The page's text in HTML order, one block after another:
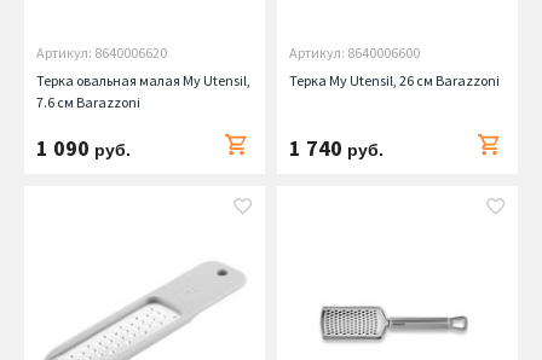
Артикул: 8640006620
Терка овальная малая My Utensil,
7.6 см Barazzoni
1 090 руб.
Артикул: 8640006600
Терка My Utensil, 26 см Barazzoni
1 740 руб.